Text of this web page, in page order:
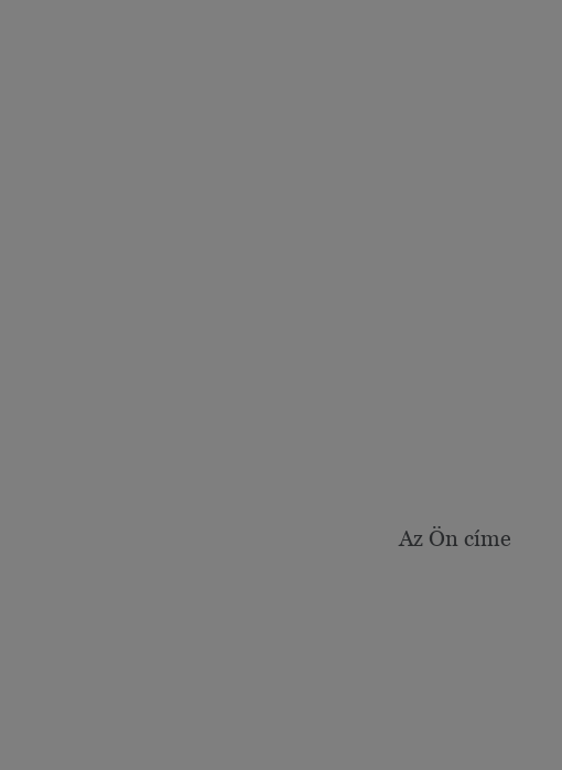
Az Ön címe